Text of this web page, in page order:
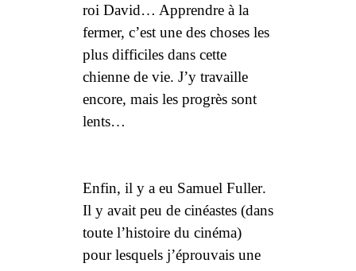
roi David… Apprendre à la
fermer, c’est une des choses les
plus difficiles dans cette
chienne de vie. J’y travaille
encore, mais les progrès sont
lents…
Enfin, il y a eu Samuel Fuller.
Il y avait peu de cinéastes (dans
toute l’histoire du cinéma)
pour lesquels j’éprouvais une